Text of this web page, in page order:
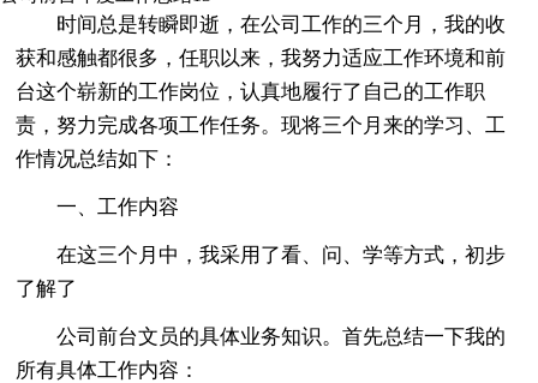
时间总是转瞬即逝，在公司工作的三个月，我的收
获和感触都很多，任职以来，我努力适应工作环境和前
台这个崭新的工作岗位，认真地履行了自己的工作职
责，努力完成各项工作任务。现将三个月来的学习、工
作情况总结如下：
一、工作内容
在这三个月中，我采用了看、问、学等方式，初步
了解了
公司前台文员的具体业务知识。首先总结一下我的
所有具体工作内容：